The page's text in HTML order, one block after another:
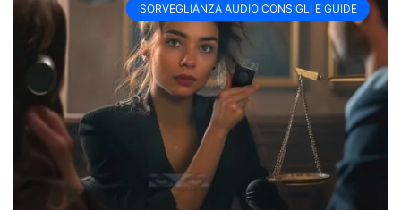
SORVEGLIANZA AUDIO CONSIGLI E GUIDE